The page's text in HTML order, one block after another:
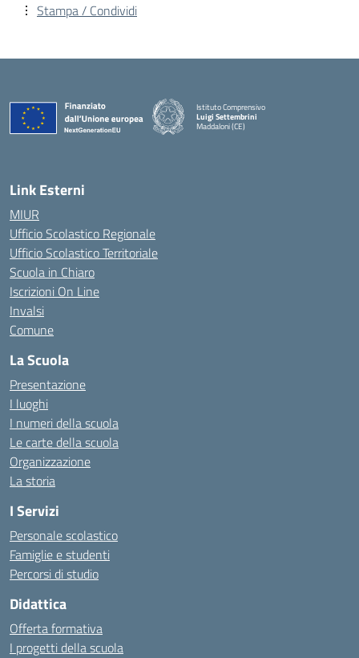
Stampa / Condividi
Istituto Comprensivo
Luigi Settembrini
Maddaloni (CE)
Link Esterni
MIUR
Ufficio Scolastico Regionale
Ufficio Scolastico Territoriale
Scuola in Chiaro
Iscrizioni On Line
Invalsi
Comune
La Scuola
Presentazione
I luoghi
I numeri della scuola
Le carte della scuola
Organizzazione
La storia
I Servizi
Personale scolastico
Famiglie e studenti
Percorsi di studio
Didattica
Offerta formativa
I progetti della scuola